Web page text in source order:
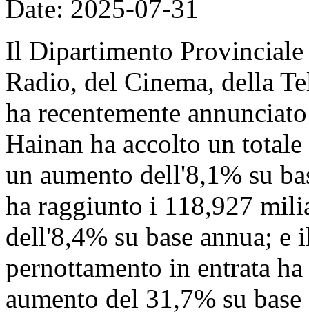
Date: 2025-07-31
Il Dipartimento
Radio, del Cinema, della
ha recentemente
Hainan ha accolto un
un aumento dell'8,1% su
ha raggiunto i 118,927
dell'8,4% su base annua;
pernottamento in entrata
aumento del 31,7% su base